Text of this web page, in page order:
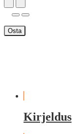
Osta
Kirjeldus